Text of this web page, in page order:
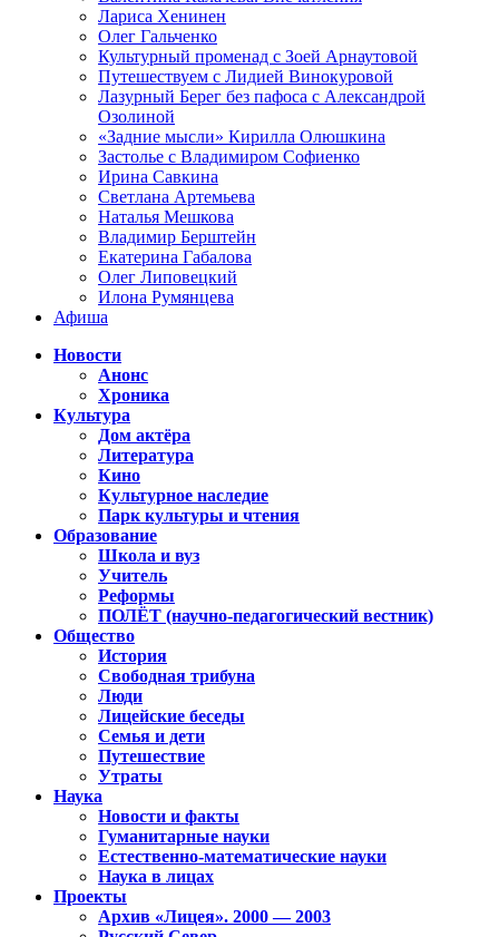
Лариса Хенинен
Олег Гальченко
Культурный променад с Зоей Арнаутовой
Путешествуем с Лидией Винокуровой
Лазурный Берег без пафоса с Александрой
Озолиной
«Задние мысли» Кирилла Олюшкина
Застолье с Владимиром Софиенко
Ирина Савкина
Светлана Артемьева
Наталья Мешкова
Владимир Берштейн
Екатерина Габалова
Олег Липовецкий
Илона Румянцева
Афиша
Новости
Анонс
Хроника
Культура
Дом актёра
Литература
Кино
Культурное наследие
Парк культуры и чтения
Образование
Школа и вуз
Учитель
Реформы
ПОЛЁТ (научно-педагогический вестник)
Общество
История
Свободная трибуна
Люди
Лицейские беседы
Семья и дети
Путешествие
Утраты
Наука
Новости и факты
Гуманитарные науки
Естественно-математические науки
Наука в лицах
Проекты
Архив «Лицея». 2000 — 2003